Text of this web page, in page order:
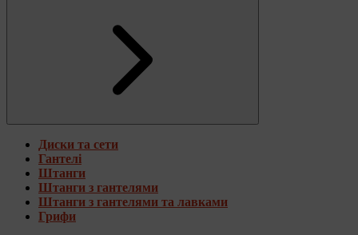
Диски та сети
Гантелі
Штанги
Штанги з гантелями
Штанги з гантелями та лавками
Грифи